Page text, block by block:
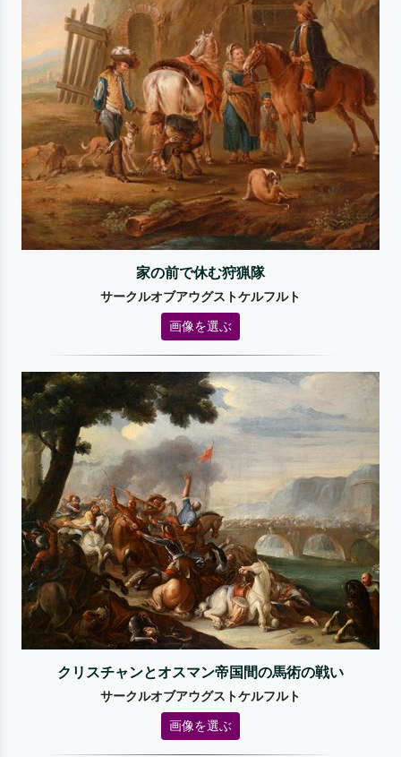
家の前で休む狩猟隊
サークルオブアウグストケルフルト
画像を選ぶ
クリスチャンとオスマン帝国間の馬術の戦い
サークルオブアウグストケルフルト
画像を選ぶ